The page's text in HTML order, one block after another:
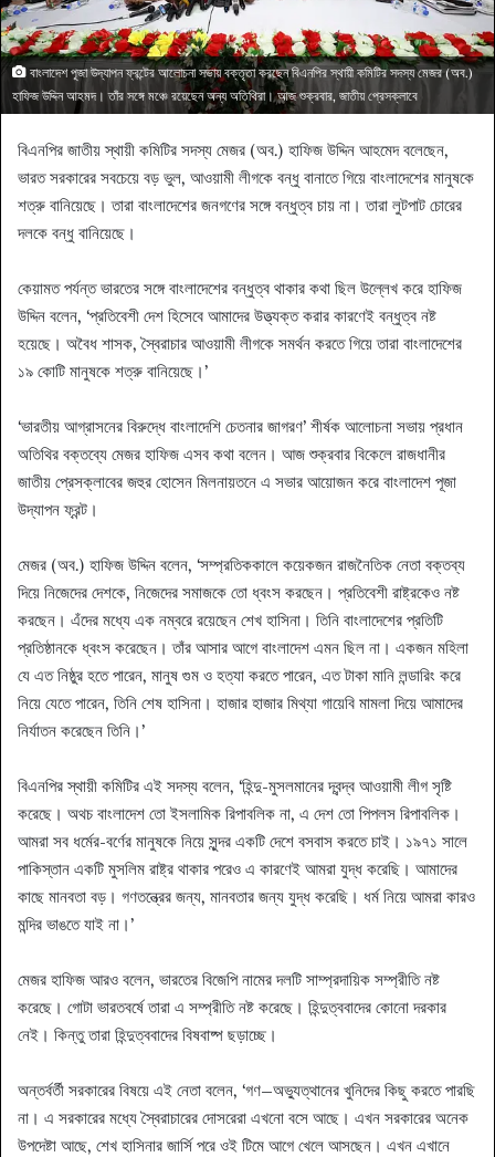
বাংলাদেশ পূজা উদ্‌যাপন ফ্রন্টের আলোচনা সভায় বক্তৃতা করছেন বিএনপির স্থায়ী কমিটির সদস্য মেজর (অব.)
হাফিজ উদ্দিন আহমদ। তাঁর সঙ্গে মঞ্চে রয়েছেন অন্য অতিথিরা। আজ শুক্রবার, জাতীয় প্রেসক্লাবে
বিএনপির জাতীয় স্থায়ী কমিটির সদস্য মেজর (অব.) হাফিজ উদ্দিন আহমেদ বলেছেন,
ভারত সরকারের সবচেয়ে বড় ভুল, আওয়ামী লীগকে বন্ধু বানাতে গিয়ে বাংলাদেশের মানুষকে
শত্রু বানিয়েছে। তারা বাংলাদেশের জনগণের সঙ্গে বন্ধুত্ব চায় না। তারা লুটপাট চোরের
দলকে বন্ধু বানিয়েছে।
কেয়ামত পর্যন্ত ভারতের সঙ্গে বাংলাদেশের বন্ধুত্ব থাকার কথা ছিল উল্লেখ করে হাফিজ
উদ্দিন বলেন, ‘প্রতিবেশী দেশ হিসেবে আমাদের উত্ত্যক্ত করার কারণেই বন্ধুত্ব নষ্ট
হয়েছে। অবৈধ শাসক, স্বৈরাচার আওয়ামী লীগকে সমর্থন করতে গিয়ে তারা বাংলাদেশের
১৯ কোটি মানুষকে শত্রু বানিয়েছে।’
‘ভারতীয় আগ্রাসনের বিরুদ্ধে বাংলাদেশি চেতনার জাগরণ’ শীর্ষক আলোচনা সভায় প্রধান
অতিথির বক্তব্যে মেজর হাফিজ এসব কথা বলেন। আজ শুক্রবার বিকেলে রাজধানীর
জাতীয় প্রেসক্লাবের জহুর হোসেন মিলনায়তনে এ সভার আয়োজন করে বাংলাদেশ পূজা
উদ্‌যাপন ফ্রন্ট।
মেজর (অব.) হাফিজ উদ্দিন বলেন, ‘সম্প্রতিককালে কয়েকজন রাজনৈতিক নেতা বক্তব্য
দিয়ে নিজেদের দেশকে, নিজেদের সমাজকে তো ধ্বংস করছেন। প্রতিবেশী রাষ্ট্রকেও নষ্ট
করছেন। এঁদের মধ্যে এক নম্বরে রয়েছেন শেখ হাসিনা। তিনি বাংলাদেশের প্রতিটি
প্রতিষ্ঠানকে ধ্বংস করেছেন। তাঁর আসার আগে বাংলাদেশ এমন ছিল না। একজন মহিলা
যে এত নিষ্ঠুর হতে পারেন, মানুষ গুম ও হত্যা করতে পারেন, এত টাকা মানি লন্ডারিং করে
নিয়ে যেতে পারেন, তিনি শেষ হাসিনা। হাজার হাজার মিথ্যা গায়েবি মামলা দিয়ে আমাদের
নির্যাতন করেছেন তিনি।’
বিএনপির স্থায়ী কমিটির এই সদস্য বলেন, ‘হিন্দু-মুসলমানের দ্বন্দ্ব আওয়ামী লীগ সৃষ্টি
করেছে। অথচ বাংলাদেশ তো ইসলামিক রিপাবলিক না, এ দেশ তো পিপলস রিপাবলিক।
আমরা সব ধর্মের-বর্ণের মানুষকে নিয়ে সুন্দর একটি দেশে বসবাস করতে চাই। ১৯৭১ সালে
পাকিস্তান একটি মুসলিম রাষ্ট্র থাকার পরেও এ কারণেই আমরা যুদ্ধ করেছি। আমাদের
কাছে মানবতা বড়। গণতন্ত্রের জন্য, মানবতার জন্য যুদ্ধ করেছি। ধর্ম নিয়ে আমরা কারও
মন্দির ভাঙতে যাই না।’
মেজর হাফিজ আরও বলেন, ভারতের বিজেপি নামের দলটি সাম্প্রদায়িক সম্প্রীতি নষ্ট
করেছে। গোটা ভারতবর্ষে তারা এ সম্প্রীতি নষ্ট করেছে। হিন্দুত্ববাদের কোনো দরকার
নেই। কিন্তু তারা হিন্দুত্ববাদের বিষবাষ্প ছড়াচ্ছে।
অন্তর্বর্তী সরকারের বিষয়ে এই নেতা বলেন, ‘গণ–অভ্যুত্থানের খুনিদের কিছু করতে পারছি
না। এ সরকারের মধ্যে স্বৈরাচারের দোসরেরা এখনো বসে আছে। এখন সরকারের অনেক
উপদেষ্টা আছে, শেখ হাসিনার জার্সি পরে ওই টিমে আগে খেলে আসছেন। এখন এখানে